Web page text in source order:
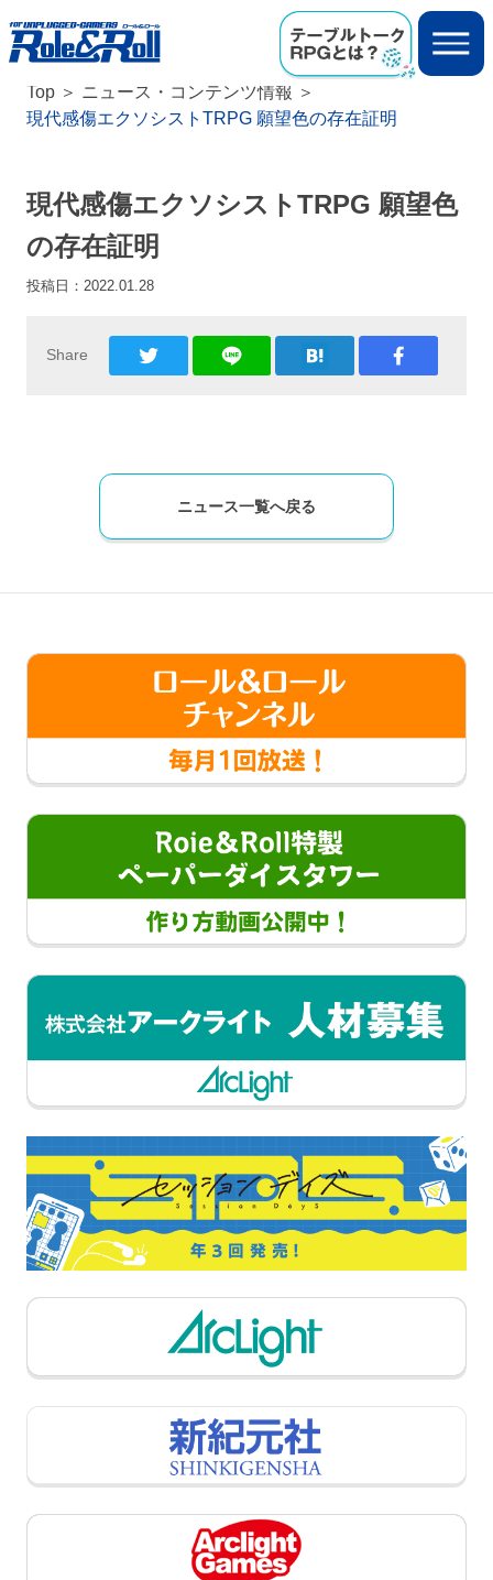
Top
ニュース・コンテンツ情報
現代感傷エクソシストTRPG 願望色の存在証明
現代感傷エクソシストTRPG 願望色
の存在証明
投稿日： 2022.01.28
Share
ニュース一覧へ戻る